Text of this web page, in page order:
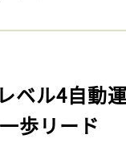
ベル4自動
歩リード